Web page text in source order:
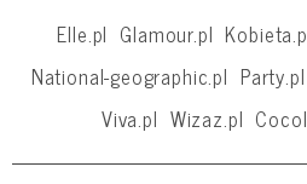
Elle.pl Glamour.pl
National-geographic.pl Party.pl
Viva.pl Wizaz.pl